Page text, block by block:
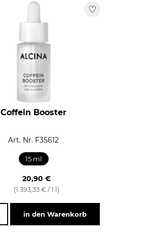
Coffein Booster
Art. Nr. F35612
15 ml
20,90 €
(1.393,33 € / 1 l)
in den Warenkorb